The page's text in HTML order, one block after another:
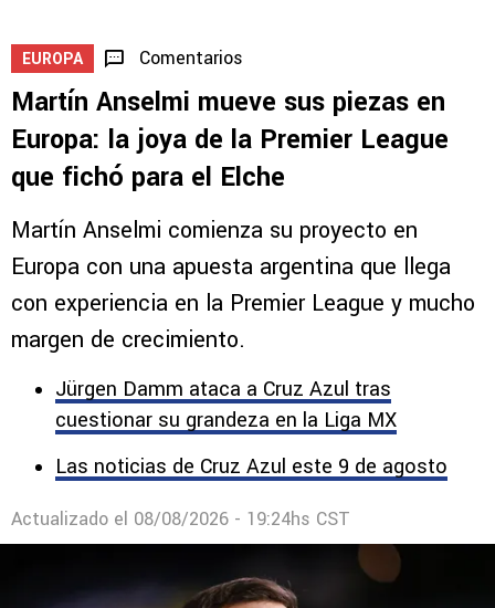
EUROPA Comentarios
Martín Anselmi mueve sus piezas en
Europa: la joya de la Premier League
que fichó para el Elche
Martín Anselmi comienza su proyecto en
Europa con una apuesta argentina que llega
con experiencia en la Premier League y mucho
margen de crecimiento.
Jürgen Damm ataca a Cruz Azul tras
cuestionar su grandeza en la Liga MX
Las noticias de Cruz Azul este 9 de agosto
Actualizado el 08/08/2026 - 19:24hs CST